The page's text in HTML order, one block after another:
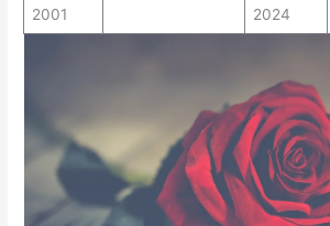
2001
2024